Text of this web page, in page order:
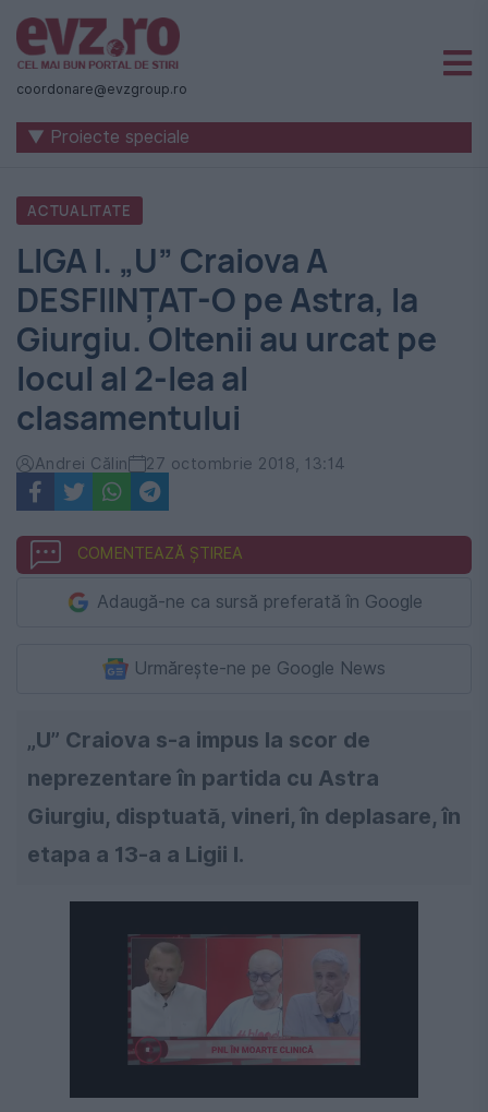
Știri
naționale
internaționale
România
-
Evenimentul
Zilei
coordonare@evzgroup.ro
▼ Proiecte speciale
ACTUALITATE
LIGA I. „U” Craiova A
DESFIINȚAT-O pe Astra, la
Giurgiu. Oltenii au urcat pe
locul al 2-lea al
clasamentului
Andrei Călin 27 octombrie 2018, 13:14
COMENTEAZĂ ȘTIREA
Adaugă-ne ca sursă preferată în Google
Urmărește-ne pe Google News
„U” Craiova s-a impus la scor de
neprezentare în partida cu Astra
Giurgiu, disptuată, vineri, în deplasare, în
etapa a 13-a a Ligii I.